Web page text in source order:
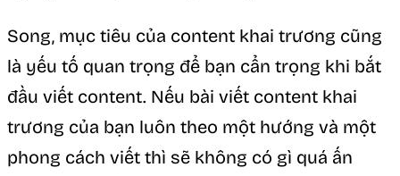
Song, mục tiêu của content khai trương cũng
là yếu tố quan trọng để bạn cẩn trọng khi bắt
đầu viết content. Nếu bài viết content khai
trương của bạn luôn theo một hướng và một
phong cách viết thì sẽ không có gì quá ấn